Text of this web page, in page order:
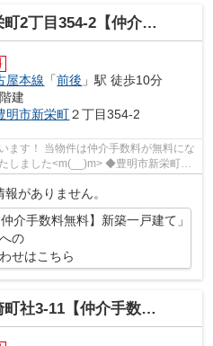
2【仲介手数料無料】新築一戸建て
屋本線 「前後 」駅 徒歩10分
建
明市新栄町２丁目354-2
ます！ 当物件は仲介手数料が無料にな
◆豊明市新栄町２
がありません。
介手数料無料】新築一戸建て」
への
せはこちら
【仲介手数料無料】新築一戸建て